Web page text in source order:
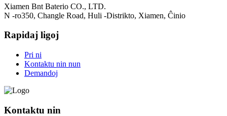
Xiamen Bnt Baterio CO., LTD.
N -ro350, Changle Road, Huli -Distrikto, Xiamen, Ĉinio
Rapidaj ligoj
Pri ni
Kontaktu nin nun
Demandoj
Kontaktu nin